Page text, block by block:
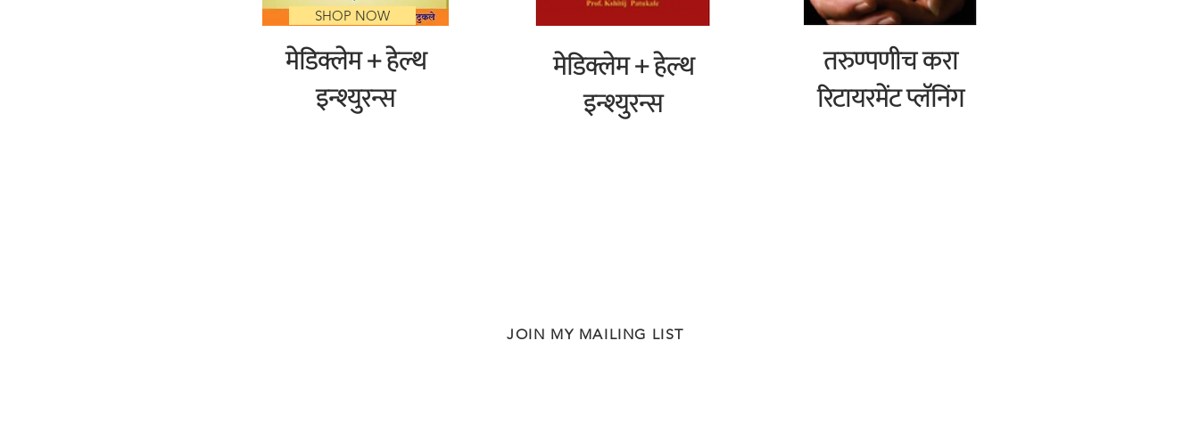
SHOP NOW
मेडिक्लेम + हेल्थ
इन्श्युरन्स
मेडिक्लेम + हेल्थ
इन्श्युरन्स
तरुण्पणीच करा
रिटायरमेंट प्लॅनिंग
JOIN MY MAILING LIST